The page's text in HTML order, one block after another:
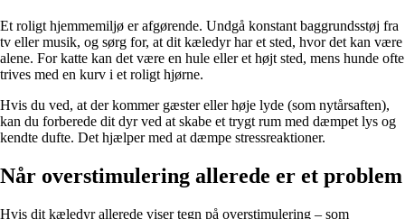
Et roligt hjemmemiljø er afgørende. Undgå konstant baggrundsstøj fra
tv eller musik, og sørg for, at dit kæledyr har et sted, hvor det kan være
alene. For katte kan det være en hule eller et højt sted, mens hunde ofte
trives med en kurv i et roligt hjørne.
Hvis du ved, at der kommer gæster eller høje lyde (som nytårsaften),
kan du forberede dit dyr ved at skabe et trygt rum med dæmpet lys og
kendte dufte. Det hjælper med at dæmpe stressreaktioner.
Når overstimulering allerede er et problem
Hvis dit kæledyr allerede viser tegn på overstimulering – som